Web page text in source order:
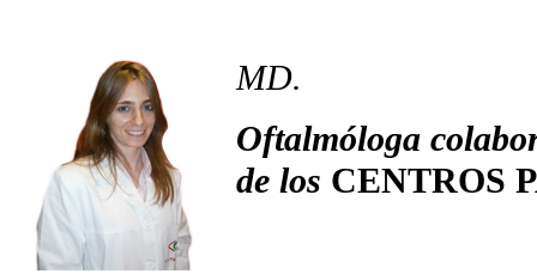
MD.
Oftalmóloga
de los CENTROS